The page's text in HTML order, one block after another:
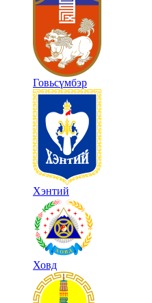
Говьсүмбэр
Хэнтий
Ховд